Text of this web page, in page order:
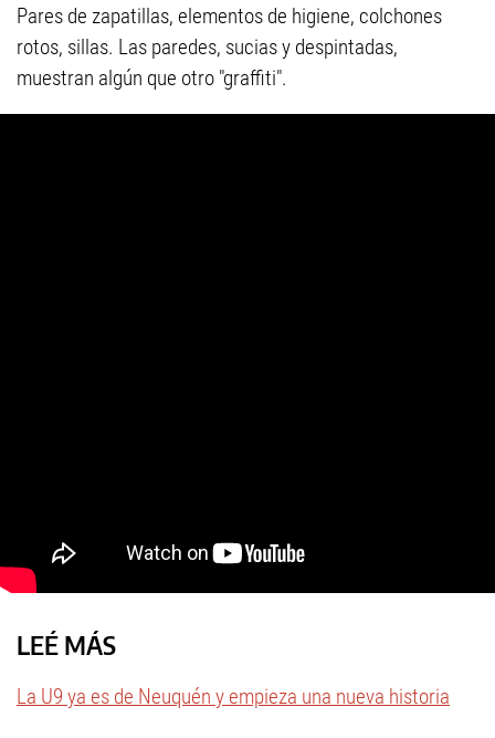
Pares de zapatillas, elementos de higiene, colchones
rotos, sillas. Las paredes, sucias y despintadas,
muestran algún que otro "graffiti".
LEÉ MÁS
La U9 ya es de Neuquén y empieza una nueva historia